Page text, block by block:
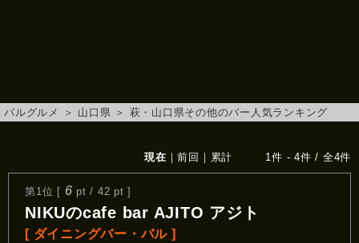
バルグルメ ＞ 山口県 ＞ 萩・山口県その他のバー人気ランキング
現在 ｜前回 ｜ 累計 1件 - 4件 / 全4件
第1位 [ 6 pt / 42 pt ]
NIKUのcafe bar AJITO アジト
[ ダイニングバー・バル ]